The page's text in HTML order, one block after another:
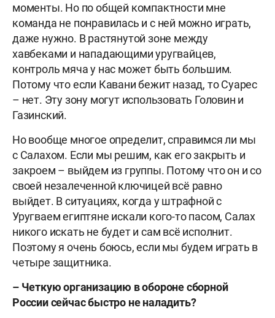
моменты. Но по общей компактности мне
команда не понравилась и с ней можно играть,
даже нужно. В растянутой зоне между
хавбеками и нападающими уругвайцев,
контроль мяча у нас может быть большим.
Потому что если Кавани бежит назад, то Суарес
– нет. Эту зону могут использовать Головин и
Газинский.
Но вообще многое определит, справимся ли мы
с Салахом. Если мы решим, как его закрыть и
закроем – выйдем из группы. Потому что он и со
своей незалеченной ключицей всё равно
выйдет. В ситуациях, когда у штрафной с
Уругваем египтяне искали кого-то пасом, Салах
никого искать не будет и сам всё исполнит.
Поэтому я очень боюсь, если мы будем играть в
четыре защитника.
– Четкую организацию в обороне сборной
России сейчас быстро не наладить?